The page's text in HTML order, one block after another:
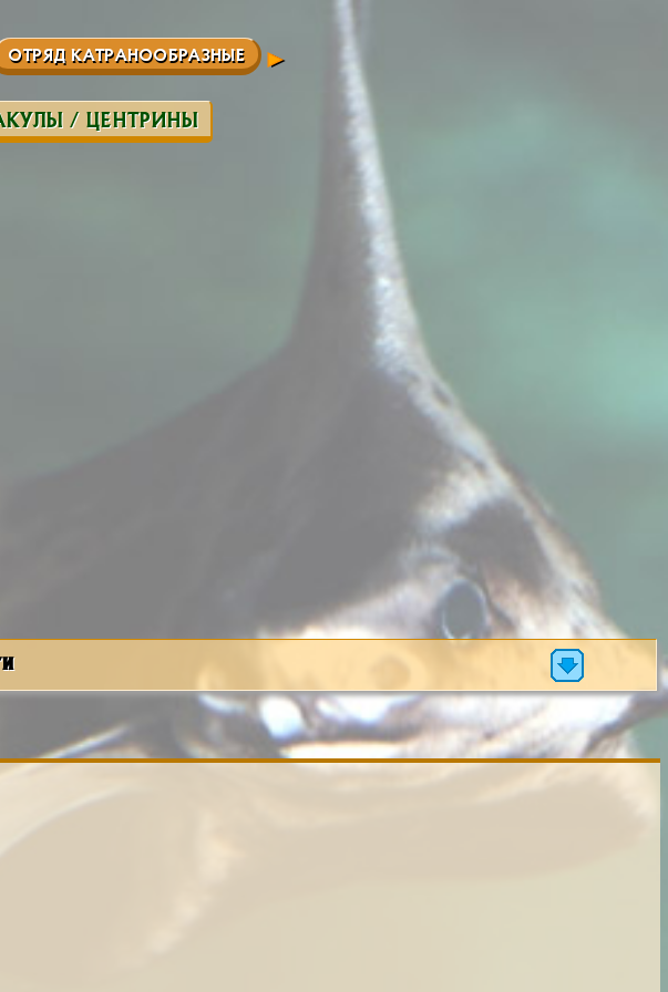
ОТРЯД КАТРАНООБРАЗНЫЕ
/ ЦЕНТРИНЫ